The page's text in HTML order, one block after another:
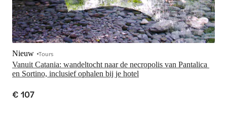
Vanuit Catania: wandeltocht naar de necropolis van Pantalica
en Sortino, inclusief ophalen bij je hotel
Nieuw Tours
€ 107